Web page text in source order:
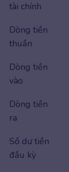
tài chính
Dòng tiền
thuần
Dòng tiền
vào
Dòng tiền
ra
Số dư tiền
đầu kỳ